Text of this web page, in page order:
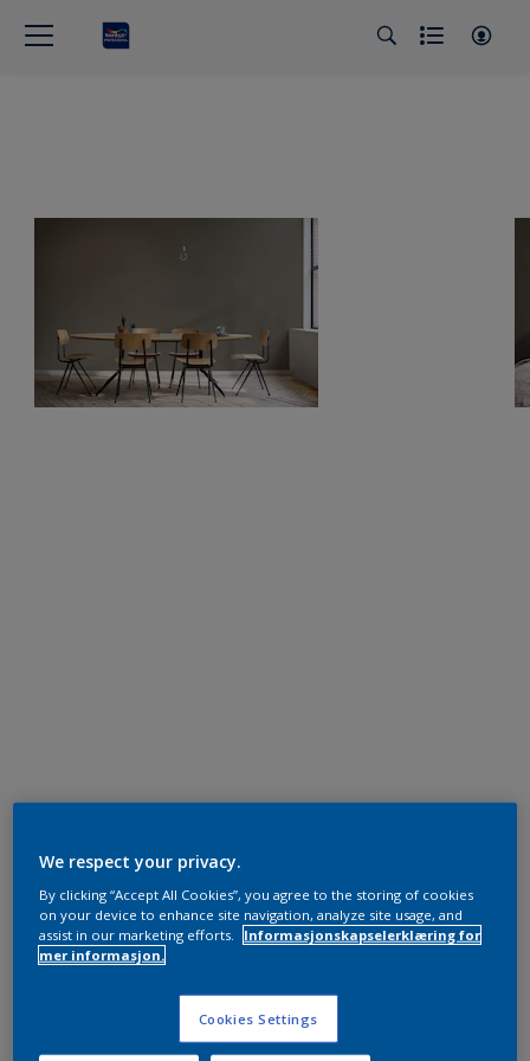
We respect your privacy.
By clicking “Accept All Cookies”, you agree to the storing of cookies
on your device to enhance site navigation, analyze site usage, and
assist in our marketing efforts.
Informasjonskapselerklæring for
mer informasjon.
Cookies Settings